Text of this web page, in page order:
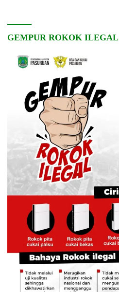
GEMPUR ROKOK ILEGAL